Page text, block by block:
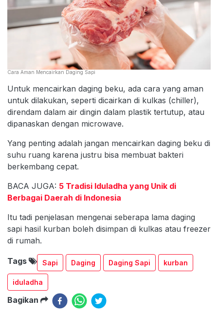
Cara Aman Mencairkan Daging Sapi
Untuk mencairkan daging beku, ada cara yang aman
untuk dilakukan, seperti dicairkan di kulkas (chiller),
direndam dalam air dingin dalam plastik tertutup, atau
dipanaskan dengan microwave.
Yang penting adalah jangan mencairkan daging beku di
suhu ruang karena justru bisa membuat bakteri
berkembang cepat.
BACA JUGA: 5 Tradisi Iduladha yang Unik di
Berbagai Daerah di Indonesia
Itu tadi penjelasan mengenai seberapa lama daging
sapi hasil kurban boleh disimpan di kulkas atau freezer
di rumah.
Tags Sapi Daging Daging Sapi kurban
iduladha
Bagikan